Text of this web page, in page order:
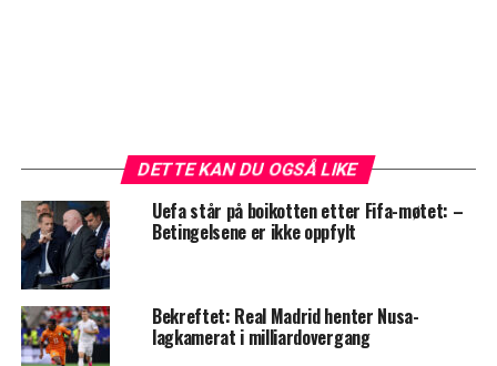
DETTE KAN DU OGSÅ LIKE
Uefa står på boikotten etter Fifa-møtet: –
Betingelsene er ikke oppfylt
Bekreftet: Real Madrid henter Nusa-
lagkamerat i milliardovergang